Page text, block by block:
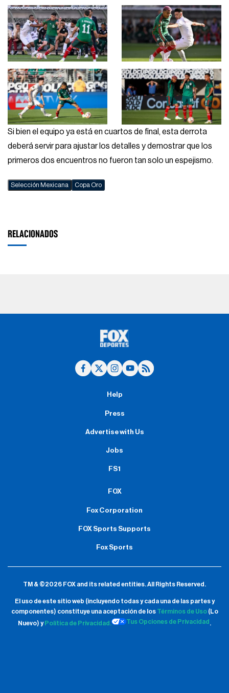
Si bien el equipo ya está en cuartos de final, esta derrota
deberá servir para ajustar los detalles y demostrar que los
primeros dos encuentros no fueron tan solo un espejismo.
Selección Mexicana Copa Oro
RELACIONADOS
Help
Press
Advertise with Us
Jobs
FS1
FOX
Fox Corporation
FOX Sports Supports
Fox Sports
TM & ©2026 FOX and its related entities.All Rights Reserved.
El uso de este sitio web (incluyendo todas y cada una de las partes y
componentes) constituye una aceptación de los Términos de Uso(Lo
Nuevo) y Política de Privacidad. Tus Opciones de Privacidad .